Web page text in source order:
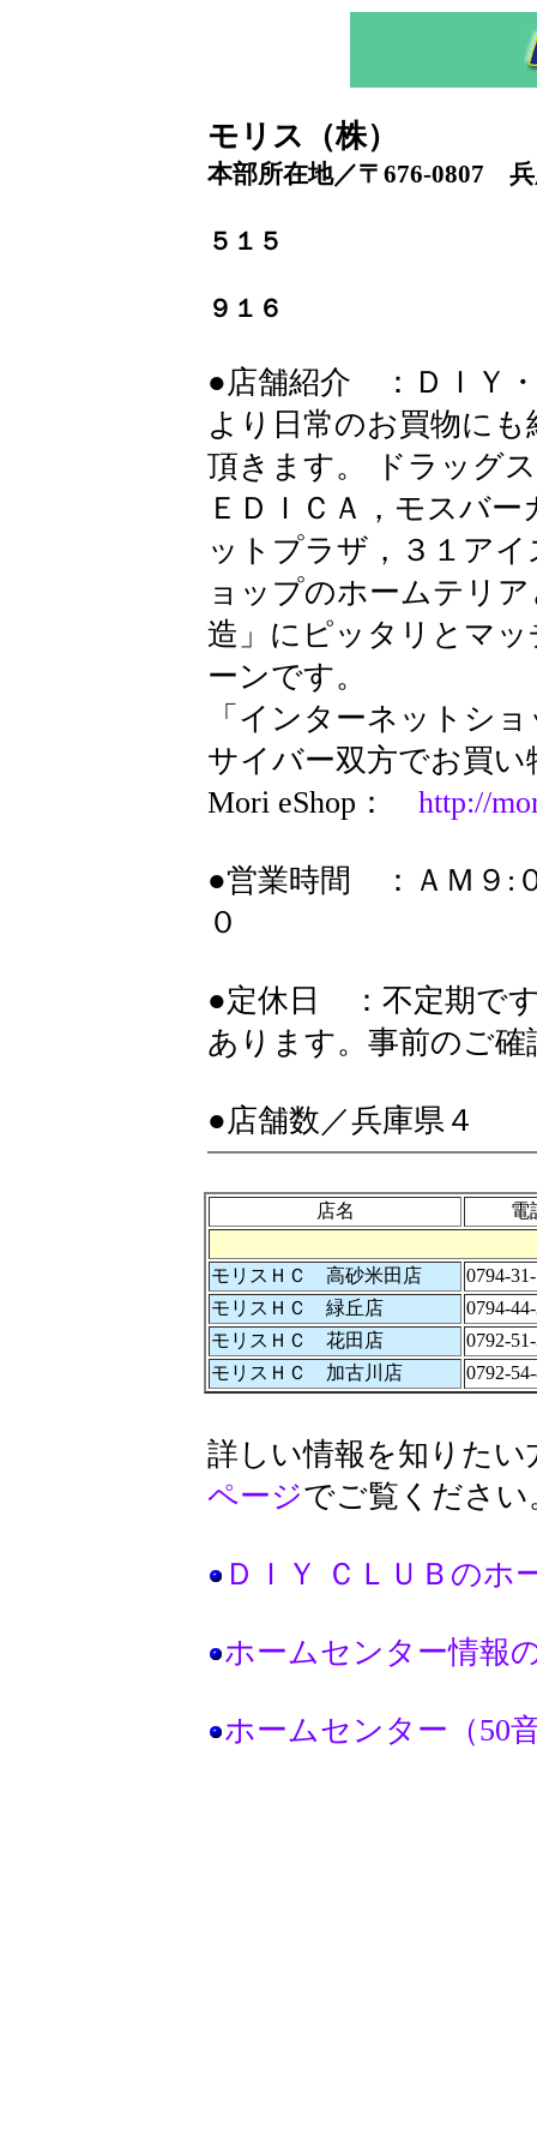
モリス（株）
本部所在地／〒676-0807
５１５
９１６
●店舗紹介 ：ＤＩＹ
より日常のお買物に
頂きます。 ドラッグ
ＥＤＩＣＡ，モスバ
ットプラザ，３１ア
ョップのホームテリ
造」にピッタリとマ
ーンです。
「インターネットシ
サイバー双方でお買
Mori eShop： http://
●営業時間 ：ＡＭ９:
０
●定休日 ：不定期で
あります。事前のご
●店舗数／兵庫県４
店名 電
モリスＨＣ 高砂米田店
0794-
モリスＨＣ 緑丘店
0794-
モリスＨＣ 花田店
0792-
モリスＨＣ 加古川店
0792-
詳しい情報を知りたい
ページでご覧ください
ＤＩＹ ＣＬＵＢのホ
ホームセンター情報
ホームセンター（50